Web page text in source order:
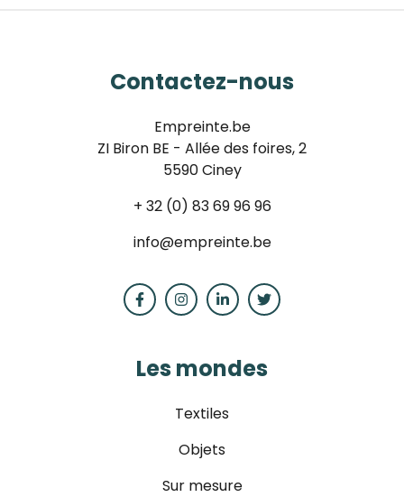
Contactez-nous
Empreinte.be
ZI Biron BE - Allée des foires, 2
5590 Ciney
+ 32 (0) 83 69 96 96
info@empreinte.be
Les mondes
Textiles
Objets
Sur mesure